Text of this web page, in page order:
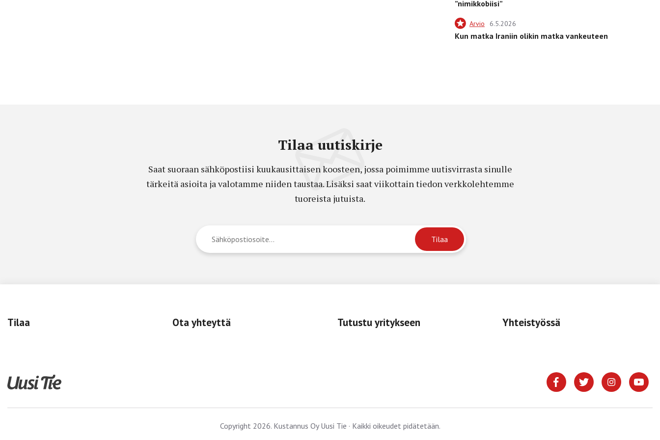
”nimikkobiisi”
Arvio 6.5.2026
Kun matka Iraniin olikin matka vankeuteen
Tilaa uutiskirje
Saat suoraan sähköpostiisi kuukausittaisen koosteen, jossa poimimme uutisvirrasta sinulle
tärkeitä asioita ja valotamme niiden taustaa. Lisäksi saat viikottain tiedon verkkolehtemme
tuoreista jutuista.
Tilaa Ota yhteyttä Tutustu yritykseen Yhteistyössä
Copyright 2026. Kustannus Oy Uusi Tie · Kaikki oikeudet pidätetään.